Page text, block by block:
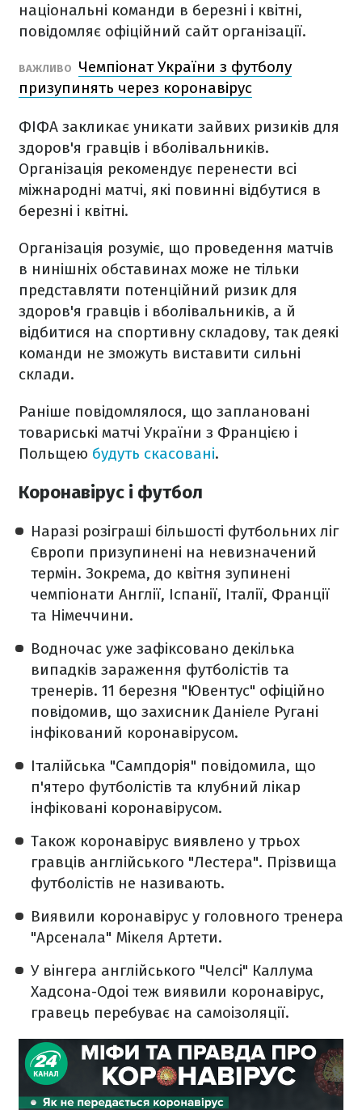
національні команди в березні і квітні,
повідомляє офіційний сайт організації.
ВАЖЛИВО
Чемпіонат України з футболу
призупинять через коронавірус
ФІФА закликає уникати зайвих ризиків для
здоров'я гравців і вболівальників.
Організація рекомендує перенести всі
міжнародні матчі, які повинні відбутися в
березні і квітні.
Організація розуміє, що проведення матчів
в нинішніх обставинах може не тільки
представляти потенційний ризик для
здоров'я гравців і вболівальників, а й
відбитися на спортивну складову, так деякі
команди не зможуть виставити сильні
склади.
Раніше повідомлялося, що заплановані
товариські матчі України з Францією і
Польщею будуть скасовані.
Коронавірус і футбол
Наразі розіграші більшості футбольних ліг
Європи призупинені на невизначений
термін. Зокрема, до квітня зупинені
чемпіонати Англії, Іспанії, Італії, Франції
та Німеччини.
Водночас уже зафіксовано декілька
випадків зараження футболістів та
тренерів. 11 березня "Ювентус" офіційно
повідомив, що захисник Даніеле Ругані
інфікований коронавірусом.
Італійська "Сампдорія" повідомила, що
п'ятеро футболістів та клубний лікар
інфіковані коронавірусом.
Також коронавірус виявлено у трьох
гравців англійського "Лестера". Прізвища
футболістів не називають.
Виявили коронавірус у головного тренера
"Арсенала" Мікеля Артети.
У вінгера англійського "Челсі" Каллума
Хадсона-Одоі теж виявили коронавірус,
гравець перебуває на самоізоляції.